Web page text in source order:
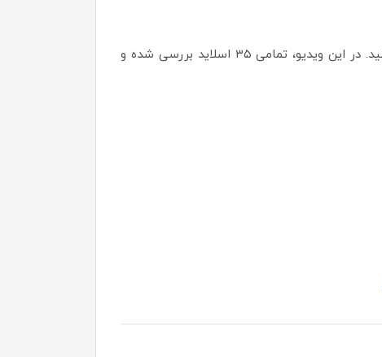
برای مشاهده جزئیات بیشتر و آشنایی با قابلیت‌های ویرایشی این محصول، دعوت می‌کنیم ویدیوی زیر را تماشا کنید. در این ویدیو، تمامی ۳۵ اسلاید بررسی شده و